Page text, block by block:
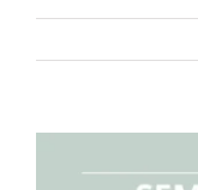
imagen